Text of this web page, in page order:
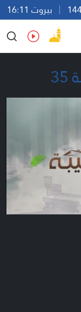
بيروت 16:11
Ar
En Fr Es